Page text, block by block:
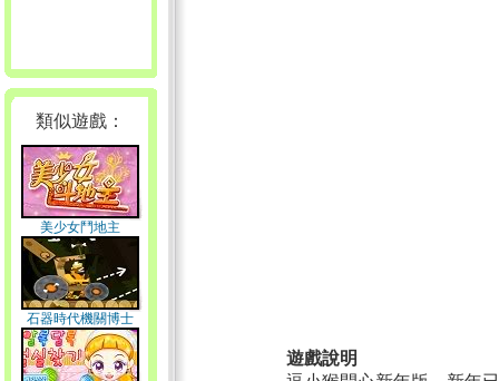
類似遊戲：
美少女鬥地主
石器時代機關博士
遊戲說明